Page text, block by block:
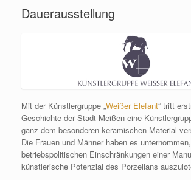
Dauerausstellung
Mit der Künstlergruppe „Weißer Elefant“ tritt
Geschichte der Stadt Meißen eine
ganz dem besonderen keramischen Material
Die Frauen und Männer haben es
betriebspolitischen Einschränkungen einer
künstlerische Potenzial des Porzellans